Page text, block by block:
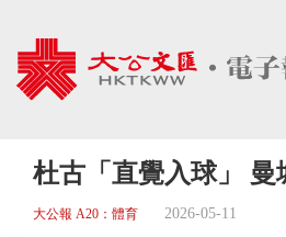
杜古「直覺入球」 曼
大公報 A20：體育 2026-05-11